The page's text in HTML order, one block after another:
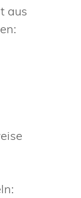
aus
: